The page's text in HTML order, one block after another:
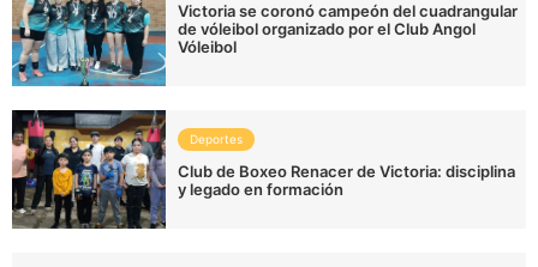
Victoria se coronó campeón del cuadrangular
de vóleibol organizado por el Club Angol
Vóleibol
Deportes
Club de Boxeo Renacer de Victoria: disciplina
y legado en formación